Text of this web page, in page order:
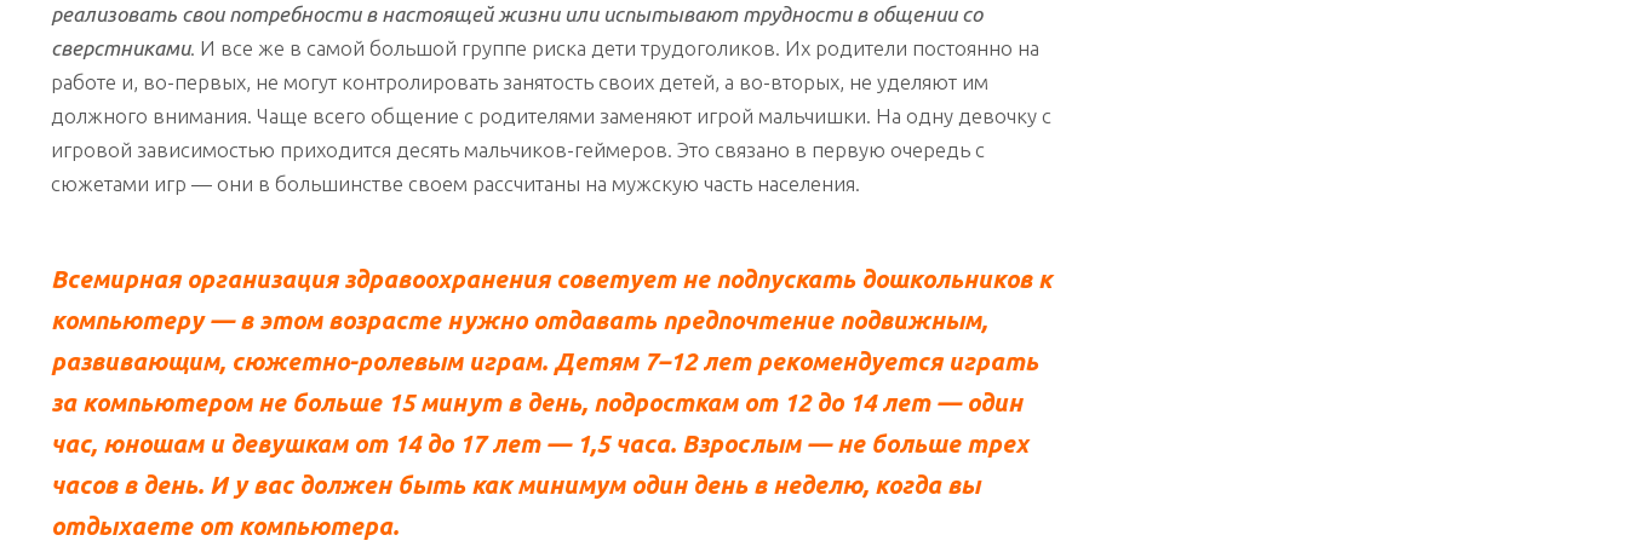
реализовать свои потребности в настоящей жизни или испытывают трудности в общении со
сверстниками. И все же в самой большой группе риска дети трудоголиков. Их родители постоянно на
работе и, во-первых, не могут контролировать занятость своих детей, а во-вторых, не уделяют им
должного внимания. Чаще всего общение с родителями заменяют игрой мальчишки. На одну девочку с
игровой зависимостью приходится десять мальчиков-геймеров. Это связано в первую очередь с
сюжетами игр — они в большинстве своем рассчитаны на мужскую часть населения.
Всемирная организация здравоохранения советует не подпускать дошкольников к
компьютеру — в этом возрасте нужно отдавать предпочтение подвижным,
развивающим, сюжетно-ролевым играм. Детям 7–12 лет рекомендуется играть
за компьютером не больше 15 минут в день, подросткам от 12 до 14 лет — один
час, юношам и девушкам от 14 до 17 лет — 1,5 часа. Взрослым — не больше трех
часов в день. И у вас должен быть как минимум один день в неделю, когда вы
отдыхаете от компьютера.